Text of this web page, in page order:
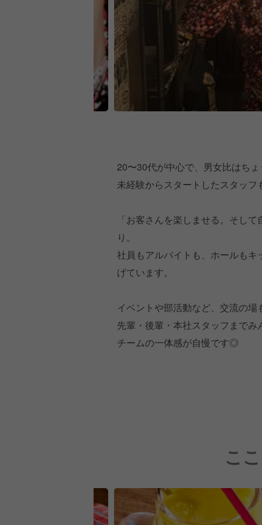
20〜30代が中心で、男女比はち
未経験からスタートしたスタッ
「お客さんを楽しませる。そし
り。
社員もアルバイトも、ホールも
げています。
イベントや部活動など、交流の場
先輩・後輩・本社スタッフまでみ
チームの一体感が自慢です◎
こ